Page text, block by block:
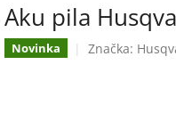
Aku pila
Novinka Značka: